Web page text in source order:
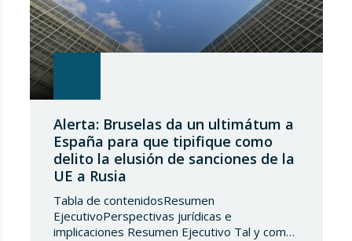
Alerta: Bruselas da un ultimátum a
España para que tipifique como
delito la elusión de sanciones de la
UE a Rusia
Tabla de contenidosResumen
EjecutivoPerspectivas jurídicas e
implicaciones Resumen Ejecutivo Tal y como